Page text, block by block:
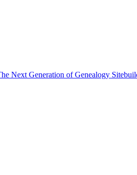
Next Generation of Genealogy